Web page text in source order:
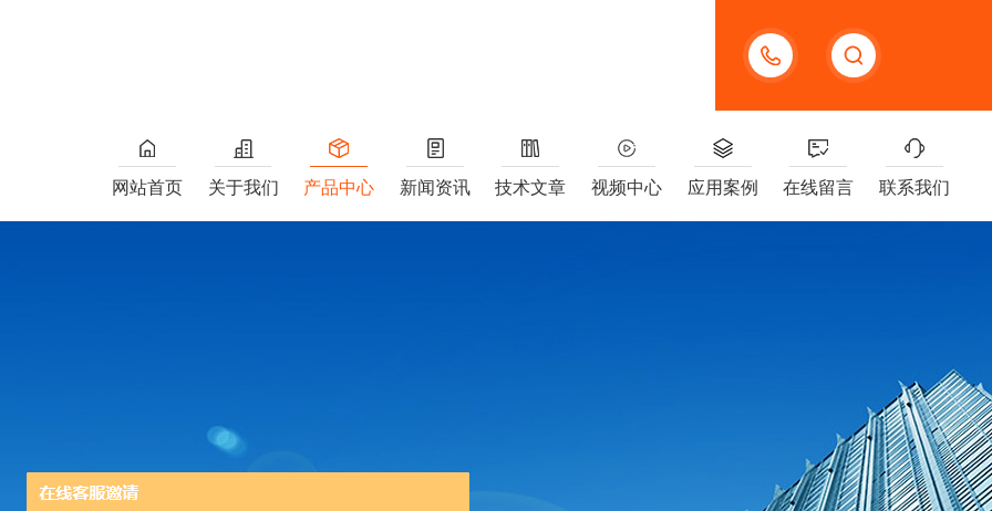
13391005955
网站首页 关于我们 产品中心 新闻资讯 技术文章 视频中心 应用案例 在线留言 联系我们